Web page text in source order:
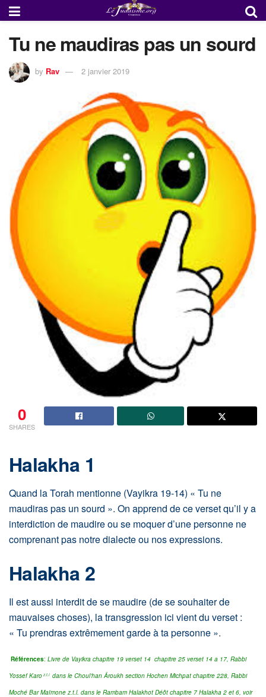
Tu ne maudiras pas un sourd
by Rav 2 janvier 2019
0
SHARES
Halakha 1
Quand la Torah mentionne (Vayikra 19-14) « Tu ne
maudiras pas un sourd ». On apprend de ce verset qu’il y a
interdiction de maudire ou se moquer d’une personne ne
comprenant pas notre dialecte ou nos expressions.
Halakha 2
Il est aussi interdit de se maudire (de se souhaiter de
mauvaises choses), la transgression ici vient du verset :
« Tu prendras extrêmement garde à ta personne ».
Références: Livre de Vayikra chapitre 19 verset 14 chapitre 25 verset 14 a 17, Rabbi
Yossef Karo z.t.l dans le Choul’han Âroukh section Hochen Michpat chapitre 228, Rabbi
Moché Bar Maïmone z.t.l. dans le Rambam Halakhot Déôt chapitre 7 Halakha 2 et 6, voir